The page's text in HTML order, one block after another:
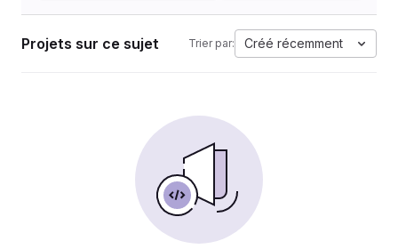
Projets sur ce sujet Trier par: Créé récemment